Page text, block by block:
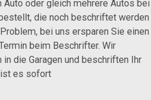
Auto oder gleich mehrere Autos bei
die noch beschriftet werden
bei uns ersparen Sie einen
beim Beschrifter. Wir
in die Garagen und beschriften Ihr
ist es sofort